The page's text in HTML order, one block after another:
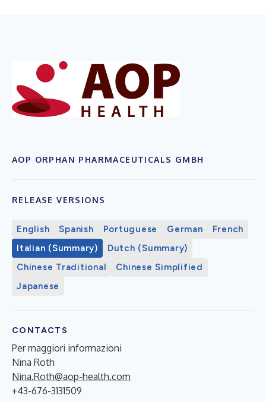
AOP ORPHAN PHARMACEUTICALS GMBH
RELEASE VERSIONS
English Spanish Portuguese German
French
Italian (Summary)
Dutch (Summary)
Chinese Traditional
Chinese Simplified
Japanese
CONTACTS
Per maggiori informazioni
Nina Roth
Nina.Roth@aop-health.com
+43-676-3131509